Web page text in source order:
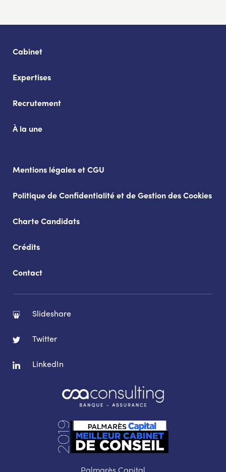
Cabinet
Expertises
Recrutement
À la une
Mentions légales et CGU
Politique de Confidentialité et de Gestion des Cookies
Charte Candidats
Crédits
Contact
Slideshare
Twitter
LinkedIn